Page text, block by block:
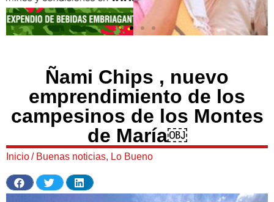
Ñami Chips , nuevo
emprendimiento de los
campesinos de los Montes
de María￼
Inicio/ Buenas noticias, Lo Bueno